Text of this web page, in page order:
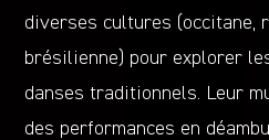
diverses cultures (occitane,
brésilienne) pour explorer
danses traditionnels. Leur
des performances en